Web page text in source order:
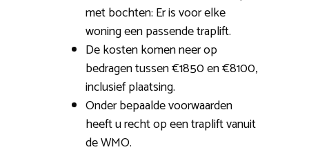
met bochten: Er is voor elke
woning een passende traplift.
De kosten komen neer op
bedragen tussen €1850 en €8100,
inclusief plaatsing.
Onder bepaalde voorwaarden
heeft u recht op een traplift vanuit
de WMO.